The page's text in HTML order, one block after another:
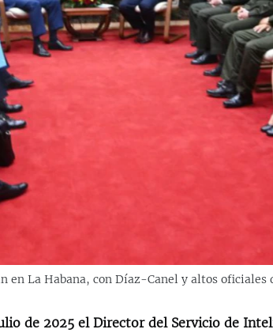
en La Habana, con Díaz-Canel y altos
de 2025 el Director del Servicio de